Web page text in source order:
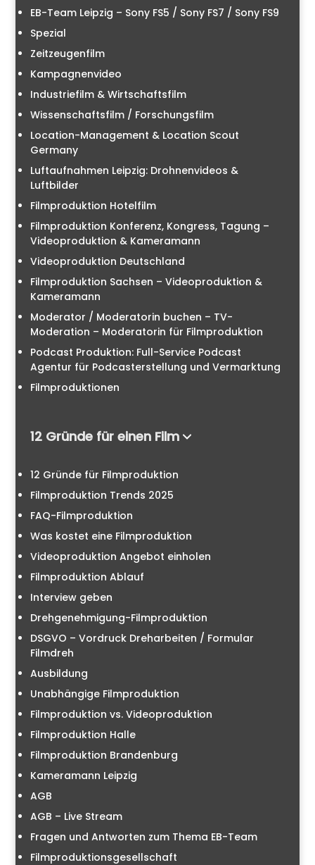
EB-Team Leipzig – Sony FS5 / Sony FS7 / Sony FS9
Spezial
Zeitzeugenfilm
Kampagnenvideo
Industriefilm & Wirtschaftsfilm
Wissenschaftsfilm / Forschungsfilm
Location-Management & Location Scout
Germany
Luftaufnahmen Leipzig: Drohnenvideos &
Luftbilder
Filmproduktion Hotelfilm
Filmproduktion Konferenz, Kongress, Tagung –
Videoproduktion & Kameramann
Videoproduktion Deutschland
Filmproduktion Sachsen – Videoproduktion &
Kameramann
Moderator / Moderatorin buchen – TV-
Moderation – Moderatorin für Filmproduktion
Podcast Produktion: Full-Service Podcast
Agentur für Podcasterstellung und Vermarktung
Filmproduktionen
12 Gründe für einen Film
12 Gründe für Filmproduktion
Filmproduktion Trends 2025
FAQ-Filmproduktion
Was kostet eine Filmproduktion
Videoproduktion Angebot einholen
Filmproduktion Ablauf
Interview geben
Drehgenehmigung-Filmproduktion
DSGVO – Vordruck Dreharbeiten / Formular
Filmdreh
Ausbildung
Unabhängige Filmproduktion
Filmproduktion vs. Videoproduktion
Filmproduktion Halle
Filmproduktion Brandenburg
Kameramann Leipzig
AGB
AGB – Live Stream
Fragen und Antworten zum Thema EB-Team
Filmproduktionsgesellschaft